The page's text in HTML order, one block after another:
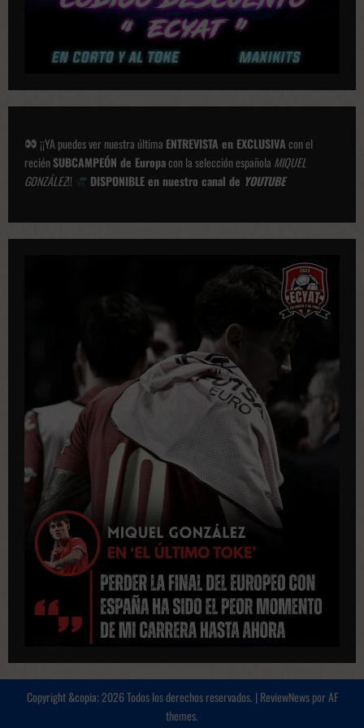
¡¡YA puedes ver nuestra última ENTREVISTA en EXCLUSIVAcon el
reciénSUBCAMPEÓN de Europacon la selección española MIQUEL
GONZÁLEZ!! DISPONIBLE en nuestro canal de YOUTUBE
Copyright &copia; 2026 Todos los derechos reservados. |ReviewNewspor AF
themes.